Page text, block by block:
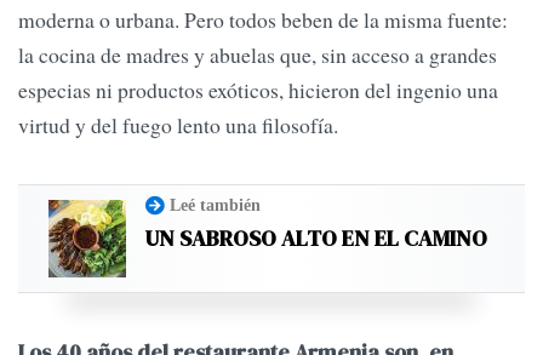
moderna o urbana. Pero todos beben de la misma fuente:
la cocina de madres y abuelas que, sin acceso a grandes
especias ni productos exóticos, hicieron del ingenio una
virtud y del fuego lento una filosofía.
Leé también
UN SABROSO ALTO EN EL CAMINO